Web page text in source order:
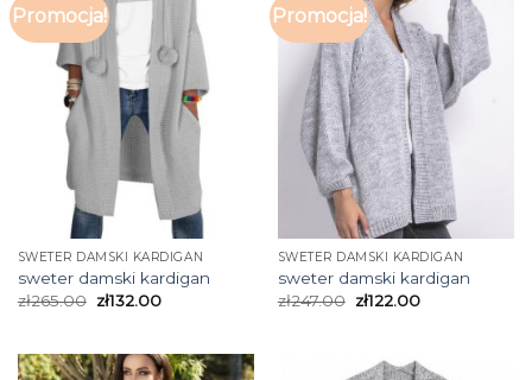
Promocja!
SWETER DAMSKI KARDIGAN
sweter damski kardigan
zł265.00 zł132.00
Promocja!
SWETER DAMSKI KARDIGAN
sweter damski kardigan
zł247.00 zł122.00